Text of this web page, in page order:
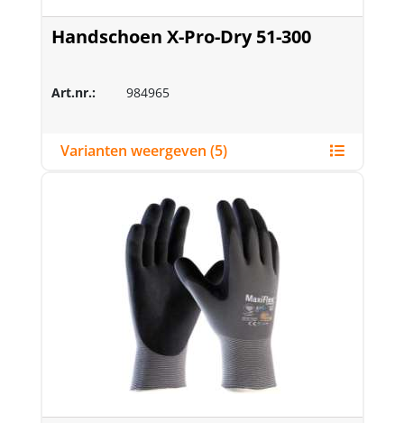
Handschoen X-Pro-Dry 51-300
Art.nr.: 984965
Varianten weergeven (5)